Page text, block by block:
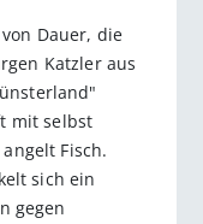
Dauer, die
Katzler aus
mit selbst
Fisch.
sich ein
gegen